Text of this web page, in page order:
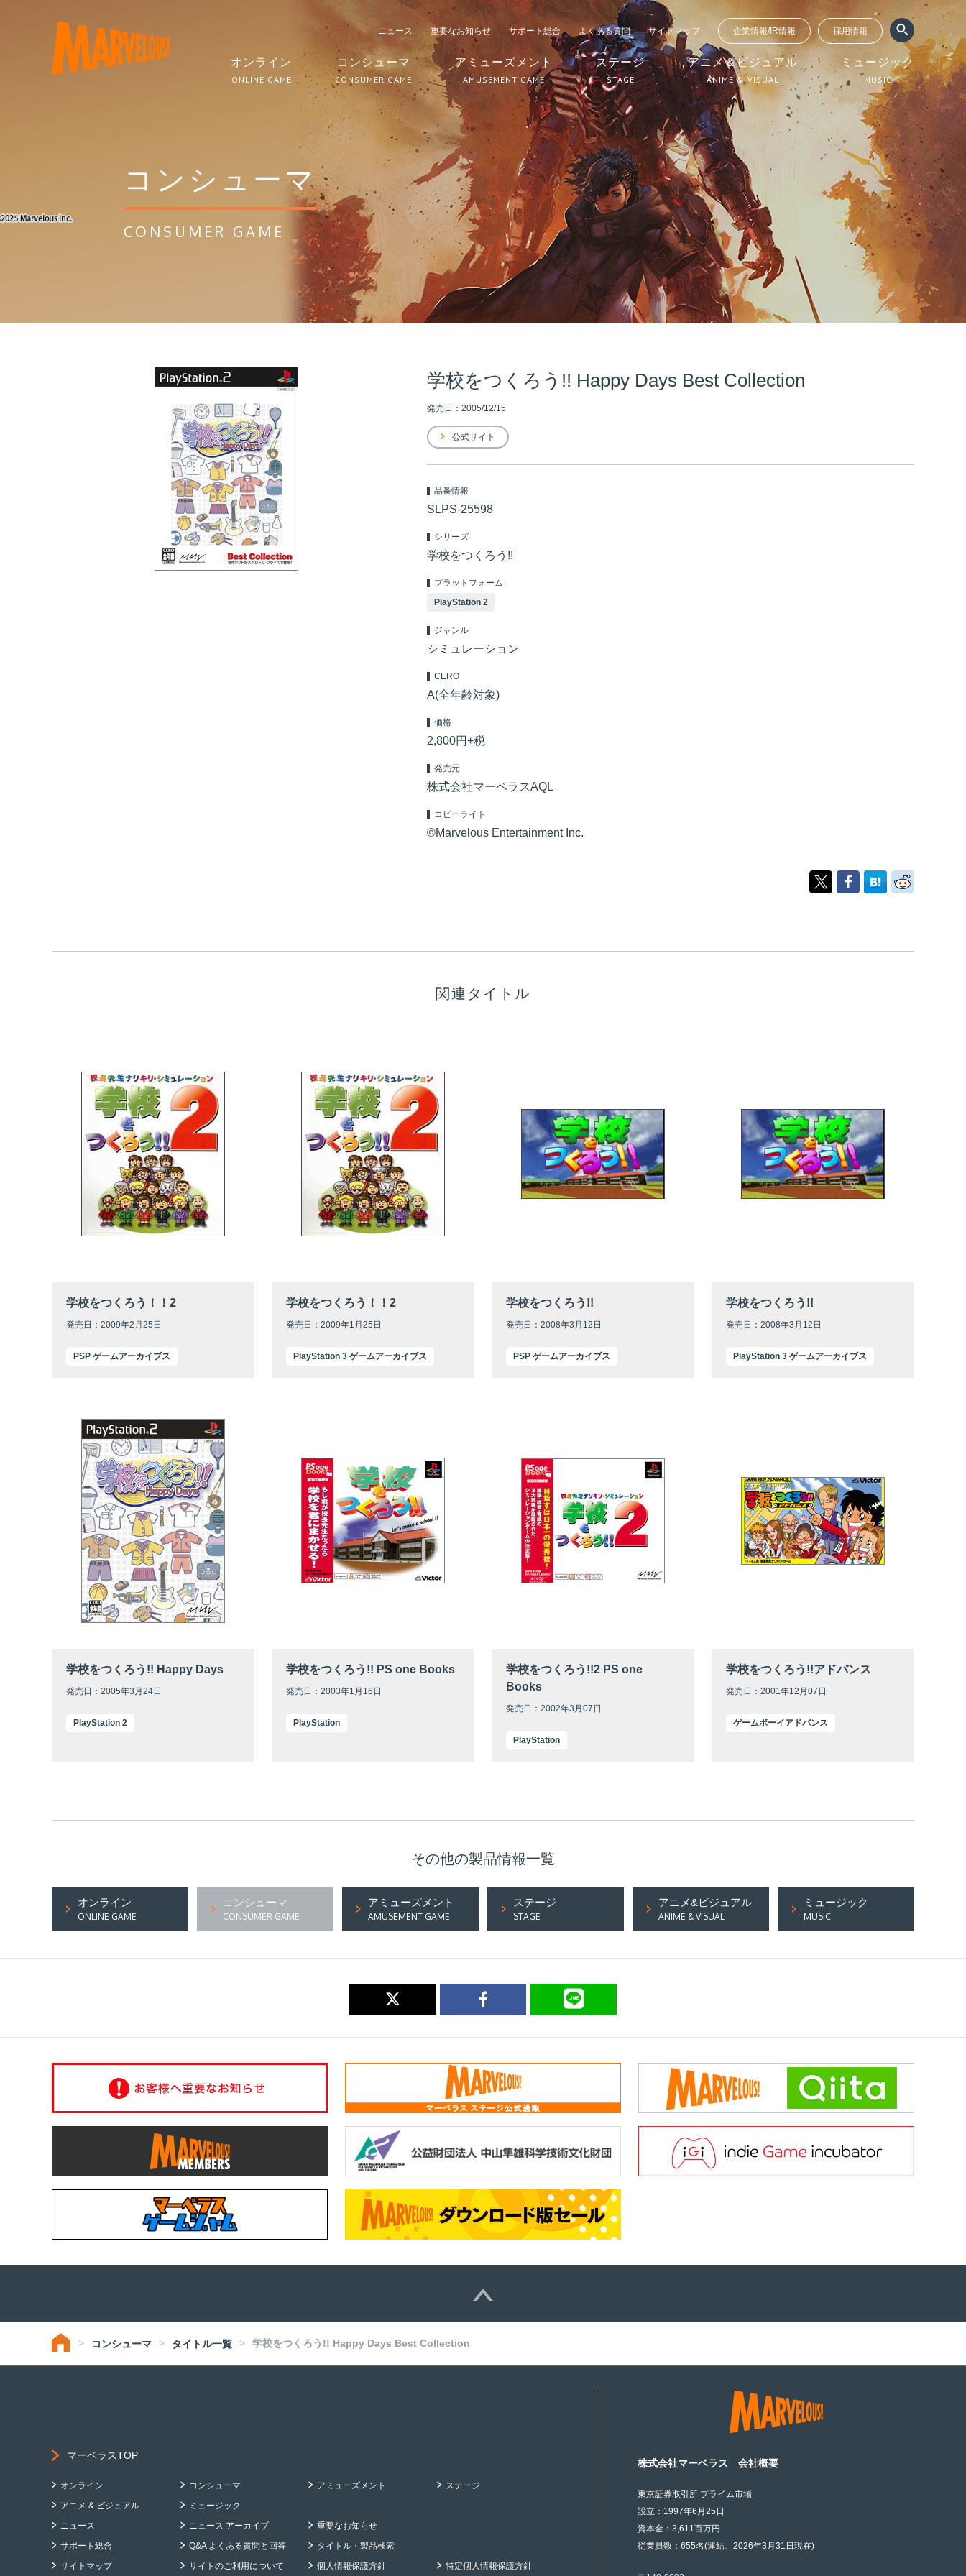
ニュース 重要なお知らせ サポート総合 よくある質問 サイトマップ 企業情報/IR情報 採用情報
オンライン
ONLINE GAME
コンシューマ
CONSUMER GAME
アミューズメント
AMUSEMENT GAME
ステージ
STAGE
アニメ＆ビジュアル
ANIME & VISUAL
ミュージック
MUSIC
コンシューマ
CONSUMER GAME
学校をつくろう!! Happy Days Best Collection
発売日：2005/12/15
公式サイト
品番情報
SLPS-25598
シリーズ
学校をつくろう!!
プラットフォーム
PlayStation 2
ジャンル
シミュレーション
CERO
A(全年齢対象)
価格
2,800円+税
発売元
株式会社マーベラスAQL
コピーライト
©Marvelous Entertainment Inc.
関連タイトル
学校をつくろう！！2
発売日：2009年2月25日
PSP ゲームアーカイブス
学校をつくろう！！2
発売日：2009年1月25日
PlayStation 3 ゲームアーカイブス
学校をつくろう!!
発売日：2008年3月12日
PSP ゲームアーカイブス
学校をつくろう!!
発売日：2008年3月12日
PlayStation 3 ゲームアーカイブス
学校をつくろう!! Happy Days
発売日：2005年3月24日
PlayStation 2
学校をつくろう!! PS one Books
発売日：2003年1月16日
PlayStation
学校をつくろう!!2 PS one
Books
発売日：2002年3月07日
PlayStation
学校をつくろう!!アドバンス
発売日：2001年12月07日
ゲームボーイアドバンス
その他の製品情報一覧
オンライン
ONLINE GAME
コンシューマ
CONSUMER GAME
アミューズメント
AMUSEMENT GAME
ステージ
STAGE
アニメ&ビジュアル
ANIME & VISUAL
ミュージック
MUSIC
コンシューマ タイトル一覧 学校をつくろう!! Happy Days Best Collection
マーベラスTOP
オンライン コンシューマ アミューズメント
ステージ
アニメ & ビジュアル
ミュージック
ニュース
ニュース アーカイブ
重要なお知らせ
サポート総合
Q&A よくある質問と回答
タイトル・製品検索
サイトマップ
サイトのご利用について 個人情報保護方針 特定個人情報保護方針
株式会社マーベラス 会社概要
東京証券取引所 プライム市場
設立：1997年6月25日
資本金：3,611百万円
従業員数：655名(連結、2026年3月31日現在)